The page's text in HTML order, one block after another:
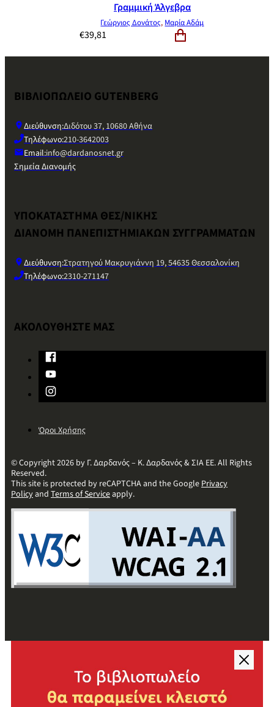
Γραμμική Άλγεβρα
Γεώργιος Δονάτος, Μαρία Αδάμ
€39,81
ΒΙΒΛΙΟΠΩΛΕΙΟ GUTENBERG
Διεύθυνση:Διδότου 37, 10680 Αθήνα
Τηλέφωνο:210-3642003
Email:info@dardanosnet.gr
Σημεία Διανομής
ΥΠΟΚΑΤΑΣΤΗΜΑ ΘΕΣ/ΝΙΚΗΣ
ΔΙΑΝΟΜΗ ΠΑΝΕΠΙΣΤΗΜΙΑΚΩΝ ΣΥΓΓΡΑΜΜΑΤΩΝ
Διεύθυνση:Στρατηγού Μακρυγιάννη 19, 54635 Θεσσαλονίκη
Τηλέφωνο:2310-271147
ΑΚΟΛΟΥΘΗΣΤΕ ΜΑΣ
Όροι Χρήσης
© Copyright 2026 by Γ. Δαρδανός – Κ. Δαρδανός & ΣΙΑ ΕΕ. All Rights
Reserved.
This site is protected by reCAPTCHA and the GooglePrivacy
Policyand Terms of Serviceapply.